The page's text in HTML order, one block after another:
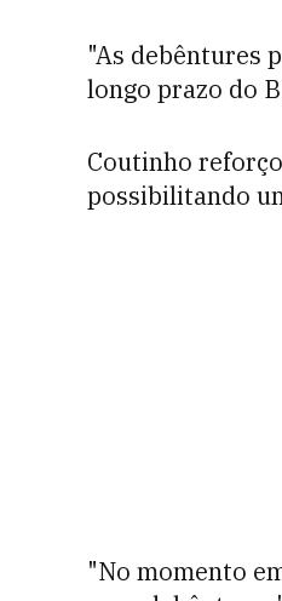
"As debêntures
longo prazo do
Coutinho
possibilitando
"No momento